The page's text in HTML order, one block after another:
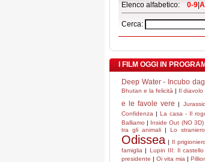
Elenco alfabetico: 0-9 A
Cerca:
I FILM OGGI IN
Deep Water - Incubo
Bhutan e la felicità | Il
e le favole vere |
Confidenza | La casa - Il
Balliamo | Inside Out (NO 3D)
tra gli animali| Lo straniero
Odissea | Il prigioniero
famiglia | Lupin III: Il castello
presidente | Oi vita mia |